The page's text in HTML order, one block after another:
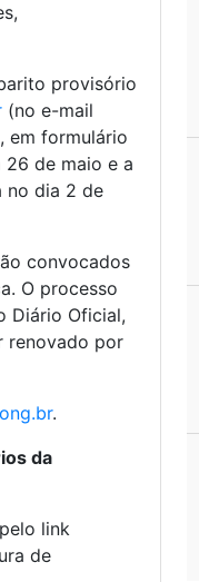
provisório
(no e-mail
em formulário
de maio e a
no dia 2 de
convocados
O processo
Diário Oficial,
renovado por
.
da
link
de